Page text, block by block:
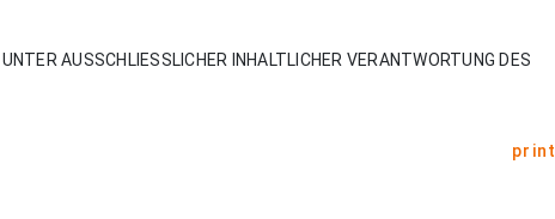
AUSSCHLIESSLICHER INHALTLICHER VERANTWORTUNG DES
print